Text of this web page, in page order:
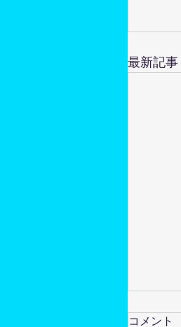
最新記事
コメント